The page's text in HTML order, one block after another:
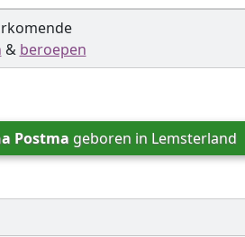
& beroepen
Postma geboren in Lemsterland